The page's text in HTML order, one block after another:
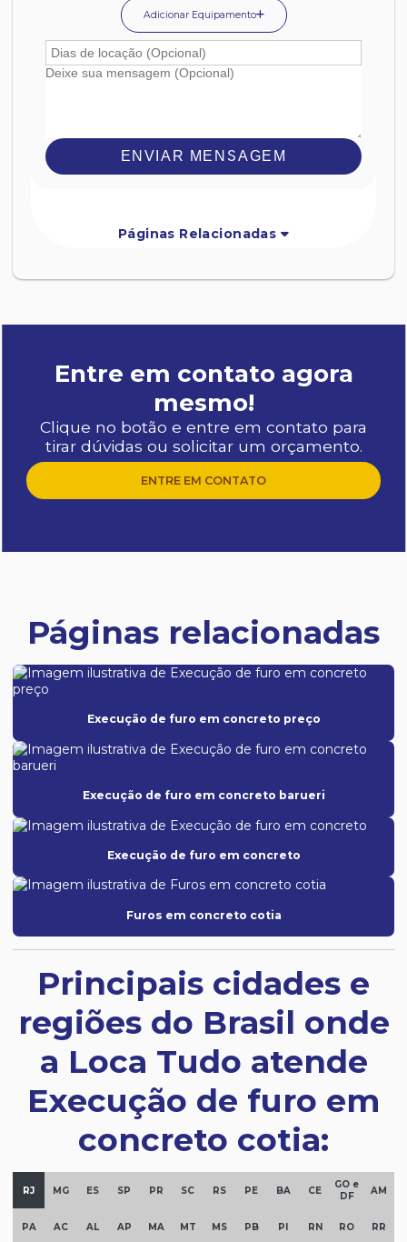
Adicionar Equipamento
ENVIAR MENSAGEM
Páginas Relacionadas
Entre em contato agora
mesmo!
Clique no botão e entre em contato para
tirar dúvidas ou solicitar um orçamento.
ENTRE EM CONTATO
Páginas relacionadas
Execução de furo em concreto preço
Execução de furo em concreto barueri
Execução de furo em concreto
Furos em concreto cotia
Principais cidades e
regiões do Brasil onde
a Loca Tudo atende
Execução de furo em
concreto cotia:
RJ MG ES SP PR SC RS PE BA CE
GO e
DF
AM
PA AC AL AP MA MT MS PB PI RN RO RR